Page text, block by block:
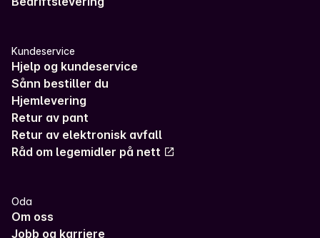
Kundeservice
Hjelp og kundeservice
Sånn bestiller du
Hjemlevering
Retur av pant
Retur av elektronisk avfall
Råd om legemidler på nett
Oda
Om oss
Jobb og karriere